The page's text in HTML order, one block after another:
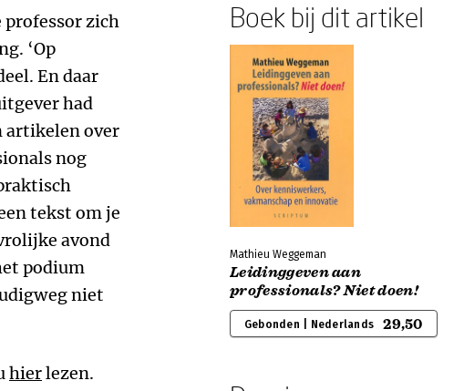
professor zich
‘Op
En daar
had
artikelen over
nog
tekst om je
avond
podium
niet
hierlezen.
Boek bij dit artikel
Mathieu Weggeman
Leidinggeven aan
professionals? Niet doen!
Gebonden | Nederlands 29,50